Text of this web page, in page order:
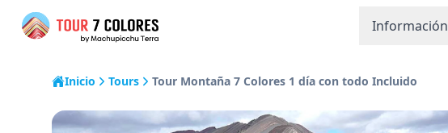
Información
Inicio Tours Tour Montaña 7 Colores 1 día con todo Incluido